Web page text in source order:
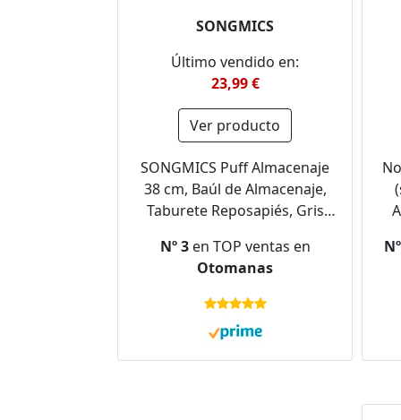
SONGMICS
Último vendido en:
23,99 €
Ver producto
SONGMICS Puff Almacenaje
38 cm, Baúl de Almacenaje,
Taburete Reposapiés, Gris
Nº 3en TOP ventas en
Otomanas